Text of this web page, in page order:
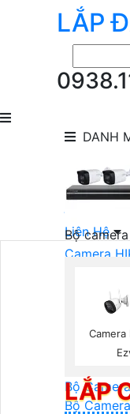
LẮP
DANH
Bộ
Camera
Camera
Camera
Bộ
Bộ
Bộ
Bộ
lắp Đặt
Lắp Bộ
Lắp Đặt
Đầu Ghi
Liên Hệ
Camera
LẮP